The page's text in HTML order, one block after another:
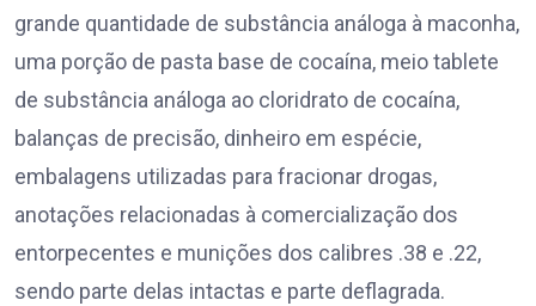
grande quantidade de substância análoga à maconha,
uma porção de pasta base de cocaína, meio tablete
de substância análoga ao cloridrato de cocaína,
balanças de precisão, dinheiro em espécie,
embalagens utilizadas para fracionar drogas,
anotações relacionadas à comercialização dos
entorpecentes e munições dos calibres .38 e .22,
sendo parte delas intactas e parte deflagrada.